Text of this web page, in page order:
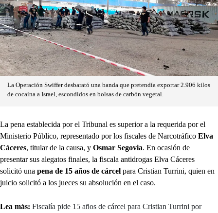
La Operación Swiffer desbarató una banda que pretendía exportar 2.906 kilos
de cocaína a Israel, escondidos en bolsas de carbón vegetal.
La pena establecida por el Tribunal es superior a la requerida por el
Ministerio Público, representado por los fiscales de Narcotráfico Elva
Cáceres, titular de la causa, y Osmar Segovia. En ocasión de
presentar sus alegatos finales, la fiscala antidrogas Elva Cáceres
solicitó una pena de 15 años de cárcel para Cristian Turrini, quien en
juicio solicitó a los jueces su absolución en el caso.
Lea más: Fiscalía pide 15 años de cárcel para Cristian Turrini por